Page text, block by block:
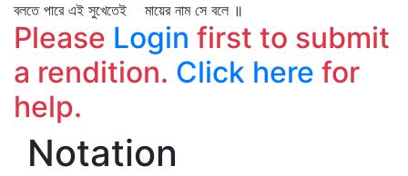
বলতে পারে এই সুখেতেই মায়ের নাম সে বলে ॥
Please Login first to submit
a rendition. Click here for
help.
Notation